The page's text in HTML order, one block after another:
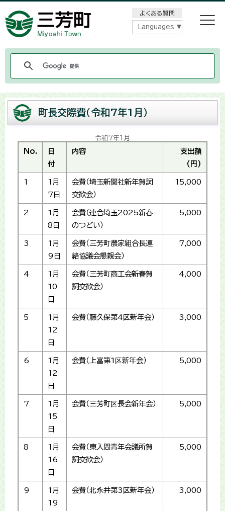
よくある質問
Languages
町長交際費（令和7年1月）
令和7年1月
No.
日
付
内容
支出額
(円)
1
1月
7日
会費（埼玉新聞社新年賀詞
交歓会）
15,000
2
1月
8日
会費（連合埼玉2025新春
のつどい）
5,000
3
1月
9日
会費（三芳町農家組合長連
絡協議会懇親会）
7,000
4
1月
10
日
会費（三芳町商工会新春賀
詞交歓会）
4,000
5
1月
12
日
会費（藤久保第4区新年会） 3,000
6
1月
12
日
会費（上富第1区新年会） 5,000
7
1月
15
日
会費（三芳町区長会新年会） 5,000
8
1月
16
日
会費（東入間青年会議所賀
詞交歓会）
5,000
9
1月
19
会費（北永井第3区新年会） 3,000